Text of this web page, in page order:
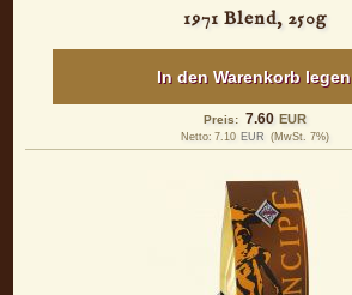
1971 Blend, 250g
In den Warenkorb legen
Preis: 7.60 EUR
Netto: 7.10 EUR (MwSt. 7%)